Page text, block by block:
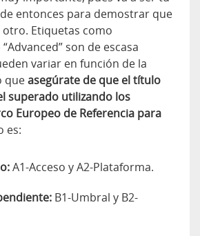
entonces para demostrar que
Etiquetas como
son de escasa
variar en función de la
queasegúrate de que el título
superado utilizando los
Europeo de Referencia para
es:
A1-Acceso y A2-Plataforma.
B1-Umbral y B2-